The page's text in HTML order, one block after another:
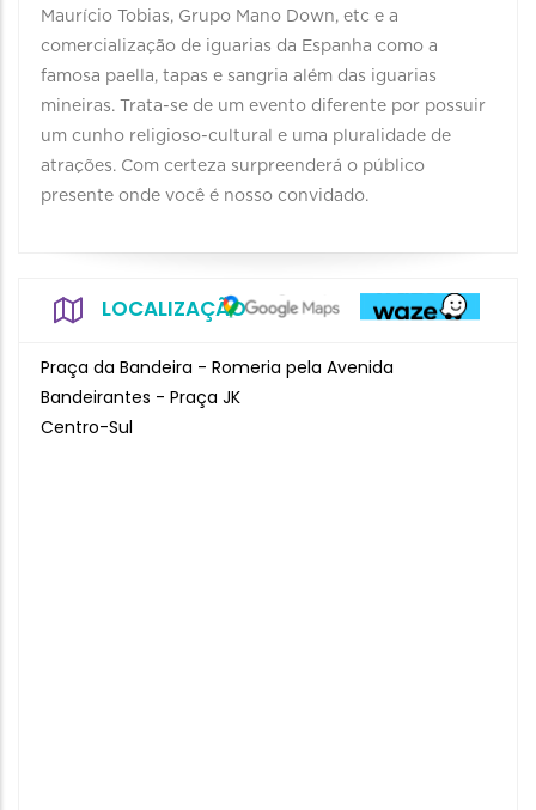
Maurício Tobias, Grupo Mano Down, etc e a
comercialização de iguarias da Espanha como a
famosa paella, tapas e sangria além das iguarias
mineiras. Trata-se de um evento diferente por possuir
um cunho religioso-cultural e uma pluralidade de
atrações. Com certeza surpreenderá o público
presente onde você é nosso convidado.
LOCALIZAÇÃO
Praça da Bandeira - Romeria pela Avenida
Bandeirantes - Praça JK
Centro-Sul